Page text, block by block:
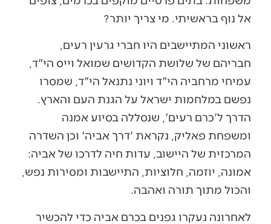
אל נוף בראשיתי. מי צריך יותר?
ראשוני המתיישבים היו חברי גרעין רעים,
חבריהם של שלושת הקדושים שמואל וייס הי"ד,
עמיחי מרחביה הי"ד ויוני נתנאל הי"ד, שמסרו
נפשם במלחמות ישראל על הגנת העם והארץ.
הדרך ל'כרם רעים', שנסללה בסיוע אמנה
ומשפחת פאליק, נקראת 'דרך אביה' וכן השדרה
המרכזית של היישוב, עדות חיה לדרכו של אביה:
אמונה, יוזמה, חלוציות, התיישבות ומסירות נפש,
והכול מתוך תורה ואהבה.
לאחרונה נעקרו גפנים בכרם אביה כדי להכשיר